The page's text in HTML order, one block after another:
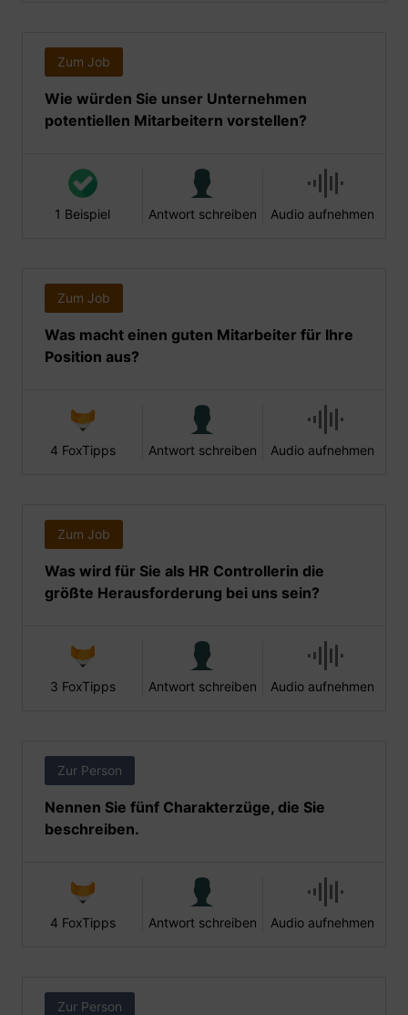
Zum Job
Wie würden Sie unser Unternehmen
potentiellen Mitarbeitern vorstellen?
1 Beispiel Antwort schreiben Audio aufnehmen
Zum Job
Was macht einen guten Mitarbeiter für Ihre
Position aus?
4 FoxTipps Antwort schreiben Audio aufnehmen
Zum Job
Was wird für Sie als HR Controllerin die
größte Herausforderung bei uns sein?
3 FoxTipps Antwort schreiben Audio aufnehmen
Zur Person
Nennen Sie fünf Charakterzüge, die Sie
beschreiben.
4 FoxTipps Antwort schreiben Audio aufnehmen
Zur Person